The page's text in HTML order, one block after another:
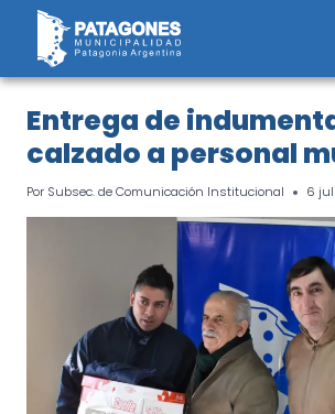
Saltar
contenido
Entrega de
calzado a personal
Por Subsec. de Comunicación Institucional 6